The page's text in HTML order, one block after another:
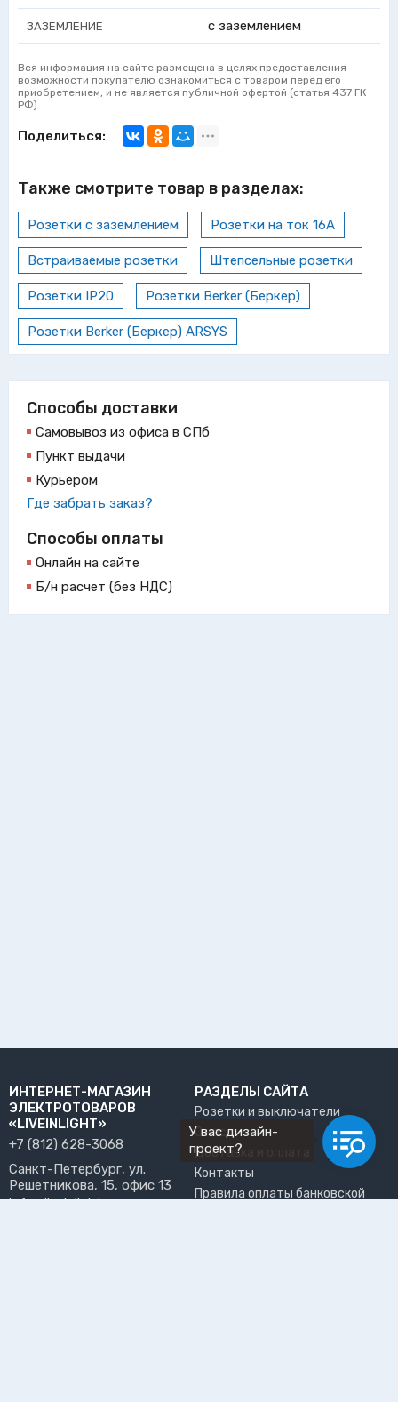
ЗАЗЕМЛЕНИЕ с заземлением
Вся информация на сайте размещена в целях предоставления
возможности покупателю ознакомиться с товаром перед его
приобретением, и не является публичной офертой (статья 437 ГК
РФ).
Поделиться:
Также смотрите товар в разделах:
Розетки с заземлением Розетки на ток 16А
Встраиваемые розетки Штепсельные розетки
Розетки IP20 Розетки Berker (Беркер)
Розетки Berker (Беркер) ARSYS
Способы доставки
Самовывоз из офиса в СПб
Пункт выдачи
Курьером
Где забрать заказ?
Способы оплаты
Онлайн на сайте
Б/н расчет (без НДС)
ИНТЕРНЕТ-МАГАЗИН
ЭЛЕКТРОТОВАРОВ
«LIVEINLIGHT»
+7 (812) 628-3068
Санкт-Петербург, ул.
Решетникова, 15, офис 13
info@liveinlight.ru
РАЗДЕЛЫ САЙТА
Розетки и выключатели
О нас
Доставка и оплата
Контакты
Правила оплаты банковской
У вас дизайн-
проект?